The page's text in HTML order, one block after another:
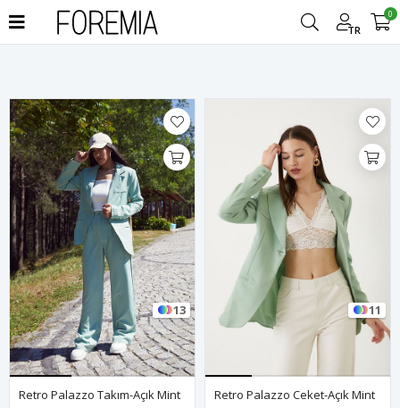
TR
0
Filtrele
13
Retro Palazzo Takım-Açık Mint
11
Retro Palazzo Ceket-Açık Mint